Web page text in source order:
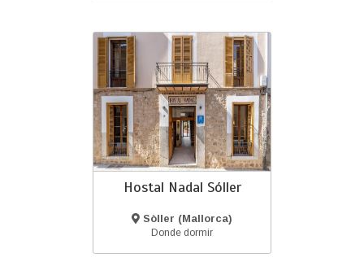
Hostal Nadal Sóller
Sòller (Mallorca)
Donde dormir